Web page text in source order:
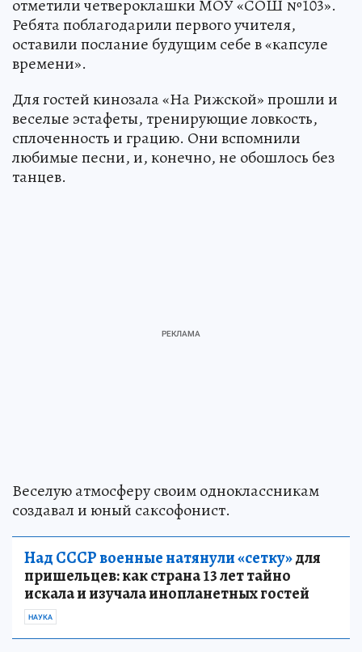
отметили четвероклашки МОУ «СОШ №103».
Ребята поблагодарили первого учителя,
оставили послание будущим себе в «капсуле
времени».
Для гостей кинозала «На Рижской» прошли и
веселые эстафеты, тренирующие ловкость,
сплоченность и грацию. Они вспомнили
любимые песни, и, конечно, не обошлось без
танцев.
Веселую атмосферу своим одноклассникам
создавал и юный саксофонист.
Над СССР военные натянули «сетку»для
пришельцев: как страна 13 лет тайно
искала и изучала инопланетных гостей
НАУКА